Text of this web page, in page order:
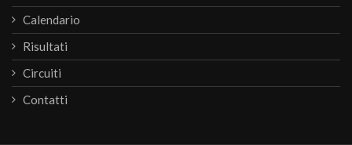
Calendario
Risultati
Circuiti
Contatti